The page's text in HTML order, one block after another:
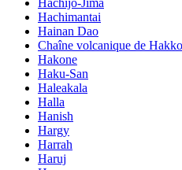
Hachimantai
Hainan Dao
Chaîne volcanique de
Hakone
Haku-San
Haleakala
Halla
Hanish
Hargy
Harrah
Haruj